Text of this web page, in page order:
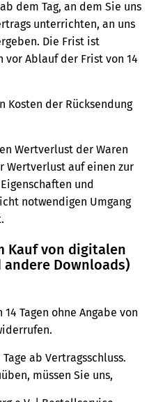
dem Tag, an dem Sie uns
unterrichten, an uns
Die Frist ist
vor Ablauf der Frist von 14
der Rücksendung
Wertverlust der Waren
Wertverlust auf einen zur
und
notwendigen Umgang
Kauf von digitalen
Downloads)
Tagen ohne Angabe von
ab Vertragsschluss.
müssen Sie uns,